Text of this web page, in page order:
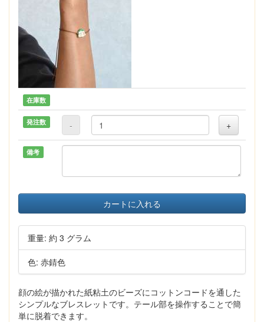
在庫数
発注数 - +
備考
カートに入れる
重量: 約 3 グラム
色: 赤錆色
顔の絵が描かれた紙粘土のビーズにコットンコードを通した
シンプルなブレスレットです。テール部を操作することで簡
単に脱着できます。